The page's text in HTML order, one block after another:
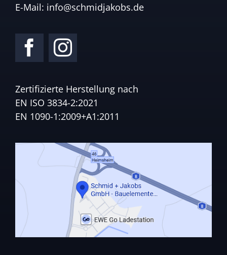
E-Mail: info@schmidjakobs.de
Zertifizierte Herstellung nach
EN ISO 3834-2:2021
EN 1090-1:2009+A1:2011